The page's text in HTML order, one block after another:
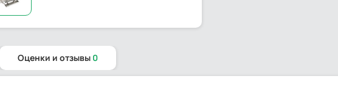
Оценки и отзывы 0